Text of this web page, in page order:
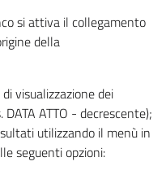
si attiva il collegamento
della
visualizzazione dei
ATTO - decrescente);
utilizzando il menù in
seguenti opzioni: